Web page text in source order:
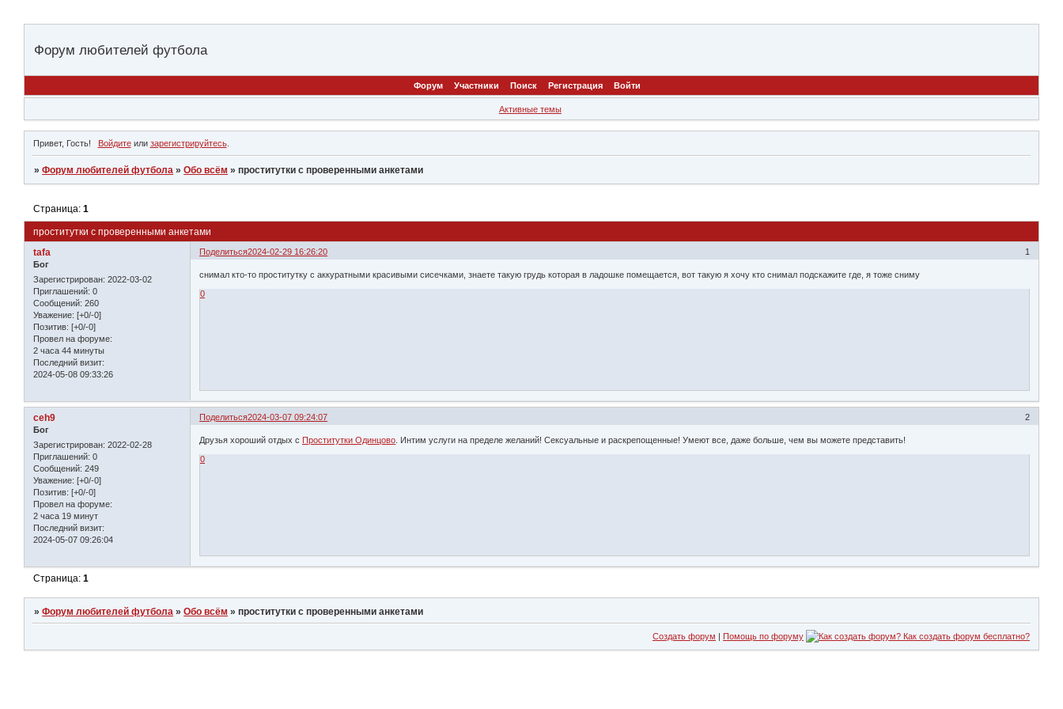
Форум любителей футбола
Форум Участники Поиск Регистрация Войти
Активные темы
Привет, Гость! Войдитеили зарегистрируйтесь.
»Форум любителей футбола »Обо всём »проcтитутки с проверенными анкетами
проcтитутки с проверенными анкетами
Страница:1
Поделиться 1
2024-02-29 16:26:20
tafa
Бог
Зарегистрирован: 2022-03-02
Приглашений: 0
Сообщений: 260
Уважение: [+0/-0]
Позитив: [+0/-0]
Провел на форуме:
2 часа 44 минуты
Последний визит:
2024-05-08 09:33:26
снимал кто-то проститутку с аккуратными красивыми сисечками, знаете такую грудь которая в ладошке помещается, вот такую я хочу кто снимал подскажите где, я тоже сниму
0
Поделиться 2
2024-03-07 09:24:07
ceh9
Бог
Зарегистрирован: 2022-02-28
Приглашений: 0
Сообщений: 249
Уважение: [+0/-0]
Позитив: [+0/-0]
Провел на форуме:
2 часа 19 минут
Последний визит:
2024-05-07 09:26:04
Друзья хороший отдых с Проститутки Одинцово . Интим услуги на пределе желаний! Сексуальные и раскрепощенные! Умеют все, даже больше, чем вы можете представить!
0
Страница:1
»Форум любителей футбола »Обо всём »проcтитутки с проверенными анкетами
Создать форум Помощь по форуму